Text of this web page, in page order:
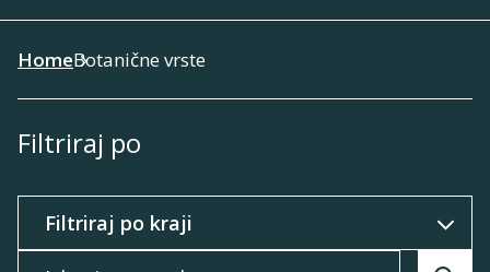
HomeBotanične vrste
Filtriraj po